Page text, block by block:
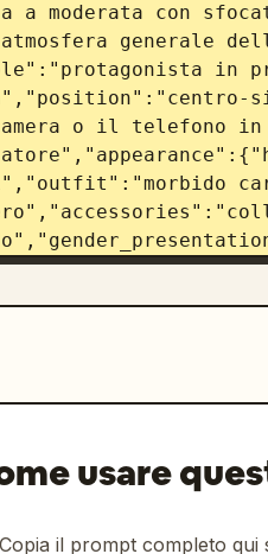
a moderata con
generale
in
o il telefono in
piedi
tenue, crema
con rettangoli
in alto a
usare
Copia il prompt completo qui